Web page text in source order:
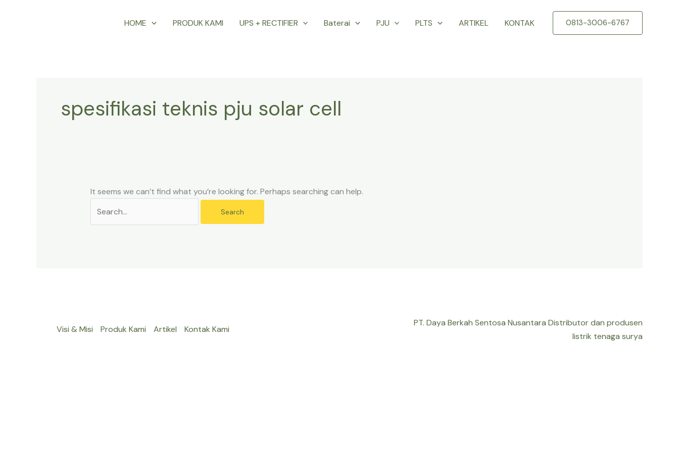
HOME PRODUK KAMI UPS + RECTIFIER Baterai PJU PLTS ARTIKEL KONTAK 0813-3006-6767
spesifikasi teknis pju solar cell
It seems we can’t find what you’re looking for. Perhaps searching can help.
Visi & Misi Produk Kami Artikel Kontak Kami
PT. Daya Berkah Sentosa Nusantara Distributor dan produsen
listrik tenaga surya